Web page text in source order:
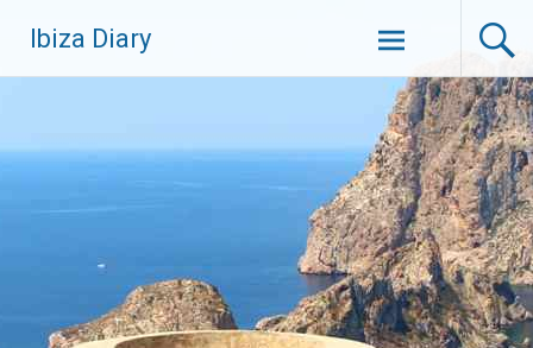
Inhalt
springen
Ibiza Diary